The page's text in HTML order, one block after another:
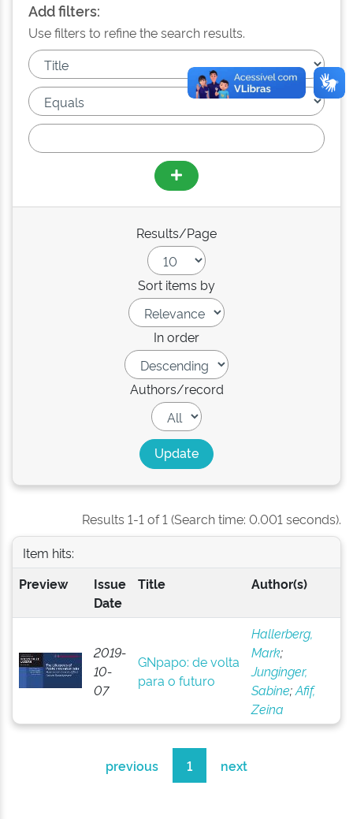
Add filters:
Use filters to refine the search results.
Results/Page
Sort items by
In order
Authors/record
Results 1-1 of 1 (Search time: 0.001 seconds).
Item hits:
Preview
Issue
Date
Title Author(s)
2019-
10-
07
GNpapo: de volta
para o futuro
Hallerberg,
Mark;
Junginger,
Sabine;Afif,
Zeina
previous 1 next